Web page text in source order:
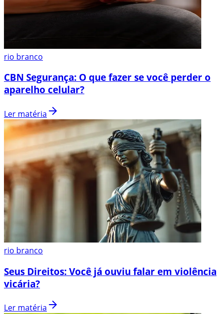
rio branco
CBN Segurança: O que fazer se você perder o
aparelho celular?
Ler matéria
rio branco
Seus Direitos: Você já ouviu falar em violência
vicária?
Ler matéria